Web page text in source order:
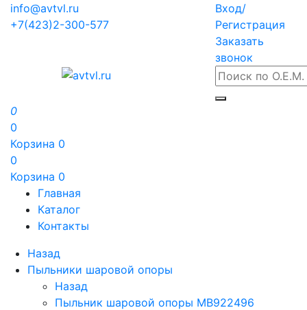
info@avtvl.ru
+7(423)2-300-577
Вход/
Регистрация
Заказать
звонок
0
0
Корзина 0
0
Корзина 0
Главная
Каталог
Контакты
Назад
Пыльники шаровой опоры
Назад
Пыльник шаровой опоры MB922496